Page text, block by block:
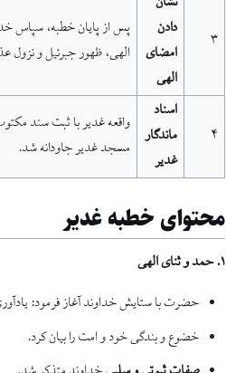
۳
دادن
امضای
الهی
پس از پایان خطبه، سپاس
الهی، ظهور جبرئیل و نزول
۴
اسناد
ماندگار
غدیر
واقعه غدیر با ثبت سند
مسجد غدیر جاودانه شد.
محتوای خطبه غدیر
۱. حمد و ثنای الهی
حضرت با ستایش خداوند آغاز فرمود:
خضوع و بندگی خود و امت را بیان کرد.